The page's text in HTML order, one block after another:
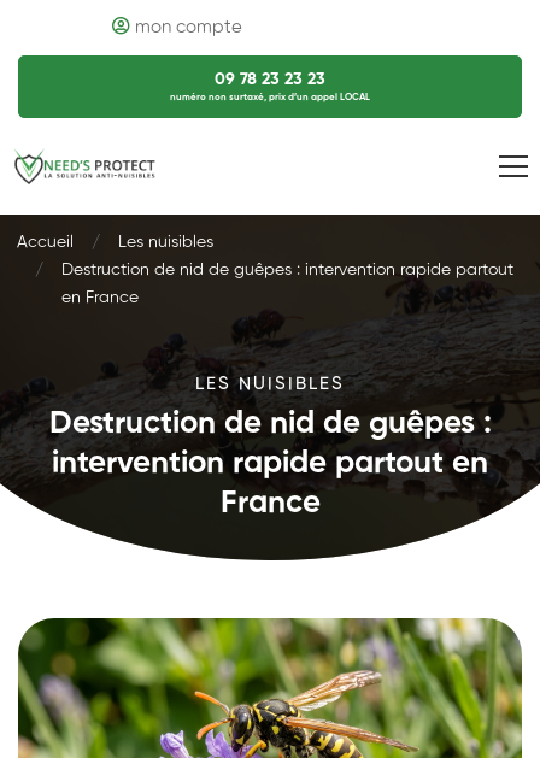
mon compte
09 78 23 23 23
numéro non surtaxé, prix d’un appel LOCAL
Accueil
Les nuisibles
Destruction de nid de guêpes : intervention rapide partout
en France
LES NUISIBLES
Destruction de nid de guêpes :
intervention rapide partout en
France